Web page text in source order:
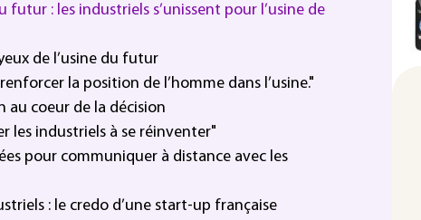
futur : les industriels s’unissent pour l’usine de
de l’usine du futur
la position de l’homme dans l’usine."
au coeur de la décision
les industriels à se réinventer"
pour communiquer à distance avec les
: le credo d’une start-up française